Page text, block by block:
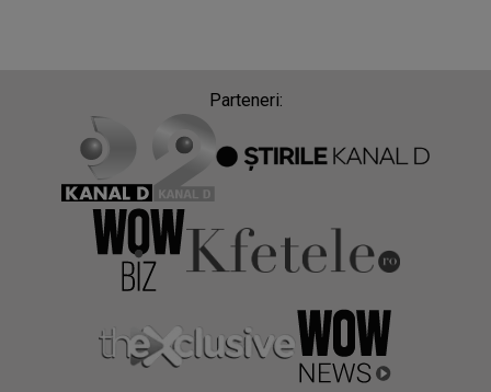
Parteneri: